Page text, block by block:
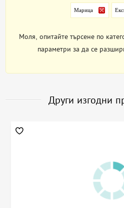
Марица
Моля, опитайте търсене по
параметри за да се
Други изгодни